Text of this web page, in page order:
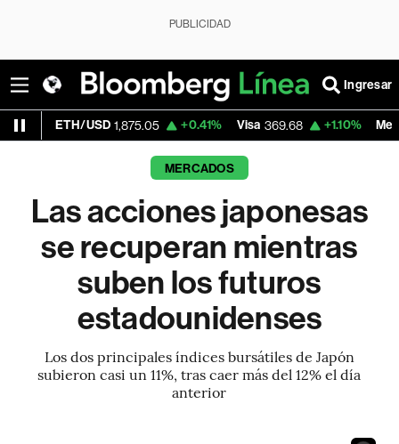
PUBLICIDAD
Ingresar
1,875.05 +0.41% Visa 369.68 +1.10% MercadoLibre
MERCADOS
Las acciones japonesas
se recuperan mientras
suben los futuros
estadounidenses
Los dos principales índices bursátiles de Japón
subieron casi un 11%, tras caer más del 12% el día
anterior